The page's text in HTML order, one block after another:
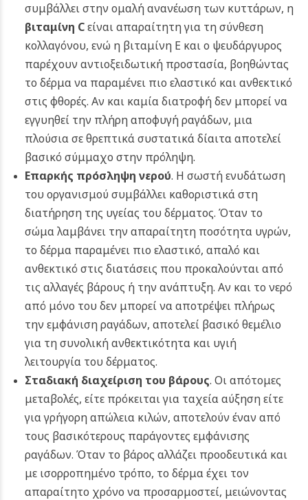
συμβάλλει στην ομαλή ανανέωση των κυττάρων, η
βιταμίνη C είναι απαραίτητη για τη σύνθεση
κολλαγόνου, ενώ η βιταμίνη Ε και ο ψευδάργυρος
παρέχουν αντιοξειδωτική προστασία, βοηθώντας
το δέρμα να παραμένει πιο ελαστικό και ανθεκτικό
στις φθορές. Αν και καμία διατροφή δεν μπορεί να
εγγυηθεί την πλήρη αποφυγή ραγάδων, μια
πλούσια σε θρεπτικά συστατικά δίαιτα αποτελεί
βασικό σύμμαχο στην πρόληψη.
Επαρκής πρόσληψη νερού. Η σωστή ενυδάτωση
του οργανισμού συμβάλλει καθοριστικά στη
διατήρηση της υγείας του δέρματος. Όταν το
σώμα λαμβάνει την απαραίτητη ποσότητα υγρών,
το δέρμα παραμένει πιο ελαστικό, απαλό και
ανθεκτικό στις διατάσεις που προκαλούνται από
τις αλλαγές βάρους ή την ανάπτυξη. Αν και το νερό
από μόνο του δεν μπορεί να αποτρέψει πλήρως
την εμφάνιση ραγάδων, αποτελεί βασικό θεμέλιο
για τη συνολική ανθεκτικότητα και υγιή
λειτουργία του δέρματος.
Σταδιακή διαχείριση του βάρους. Οι απότομες
μεταβολές, είτε πρόκειται για ταχεία αύξηση είτε
για γρήγορη απώλεια κιλών, αποτελούν έναν από
τους βασικότερους παράγοντες εμφάνισης
ραγάδων. Όταν το βάρος αλλάζει προοδευτικά και
με ισορροπημένο τρόπο, το δέρμα έχει τον
απαραίτητο χρόνο να προσαρμοστεί, μειώνοντας